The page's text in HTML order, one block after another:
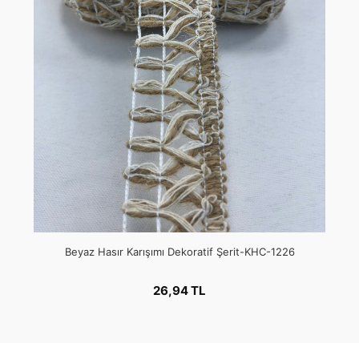
Beyaz Hasır Karışımı Dekoratif Şerit-KHC-1226
26,94 TL